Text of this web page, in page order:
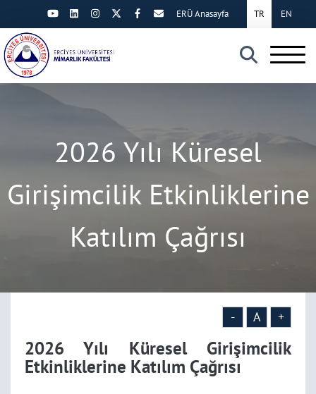
×
TR EN
ERÜ Anasayfa
2026 Yılı Küresel
Girişimcilik Etkinliklerine
Katılım Çağrısı
- A +
2026 Yılı Küresel Girişimcilik
Etkinliklerine Katılım Çağrısı